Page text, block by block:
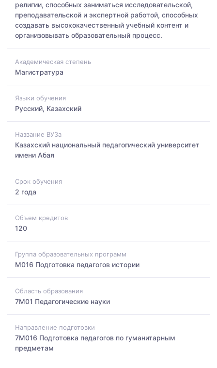
религии, способных заниматься исследовательской,
преподавательской и экспертной работой, способных
создавать высококачественный учебный контент и
организовывать образовательный процесс.
Академическая степень
Магистратура
Языки обучения
Русский, Казахский
Название ВУЗа
Казахский национальный педагогический университет
имени Абая
Срок обучения
2 года
Объем кредитов
120
Группа образовательных программ
M016 Подготовка педагогов истории
Область образования
7M01 Педагогические науки
Направление подготовки
7M016 Подготовка педагогов по гуманитарным
предметам